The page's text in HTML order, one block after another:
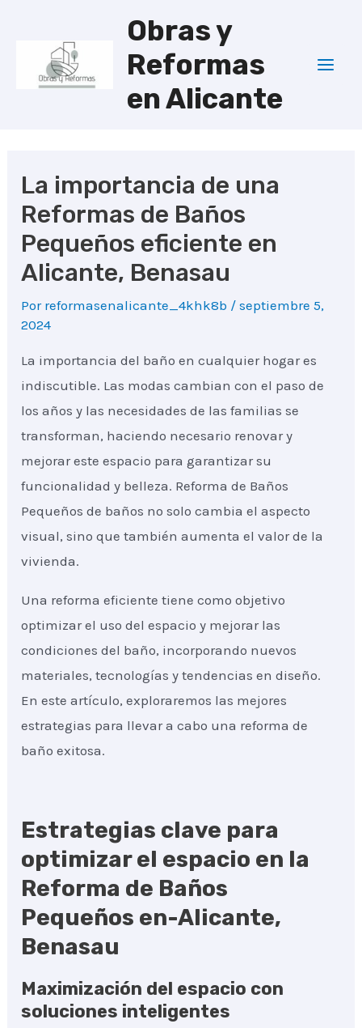
contenido
Obras y
Reformas
en Alicante
La importancia de una
Reformas de Baños
Pequeños eficiente en
Alicante, Benasau
Por reformasenalicante_4khk8b /septiembre 5,
2024
La importancia del baño en cualquier hogar es
indiscutible. Las modas cambian con el paso de
los años y las necesidades de las familias se
transforman, haciendo necesario renovar y
mejorar este espacio para garantizar su
funcionalidad y belleza. Reforma de Baños
Pequeños de baños no solo cambia el aspecto
visual, sino que también aumenta el valor de la
vivienda.
Una reforma eficiente tiene como objetivo
optimizar el uso del espacio y mejorar las
condiciones del baño, incorporando nuevos
materiales, tecnologías y tendencias en diseño.
En este artículo, exploraremos las mejores
estrategias para llevar a cabo una reforma de
baño exitosa.
Estrategias clave para
optimizar el espacio en la
Reforma de Baños
Pequeños en-Alicante,
Benasau
Maximización del espacio con
soluciones inteligentes